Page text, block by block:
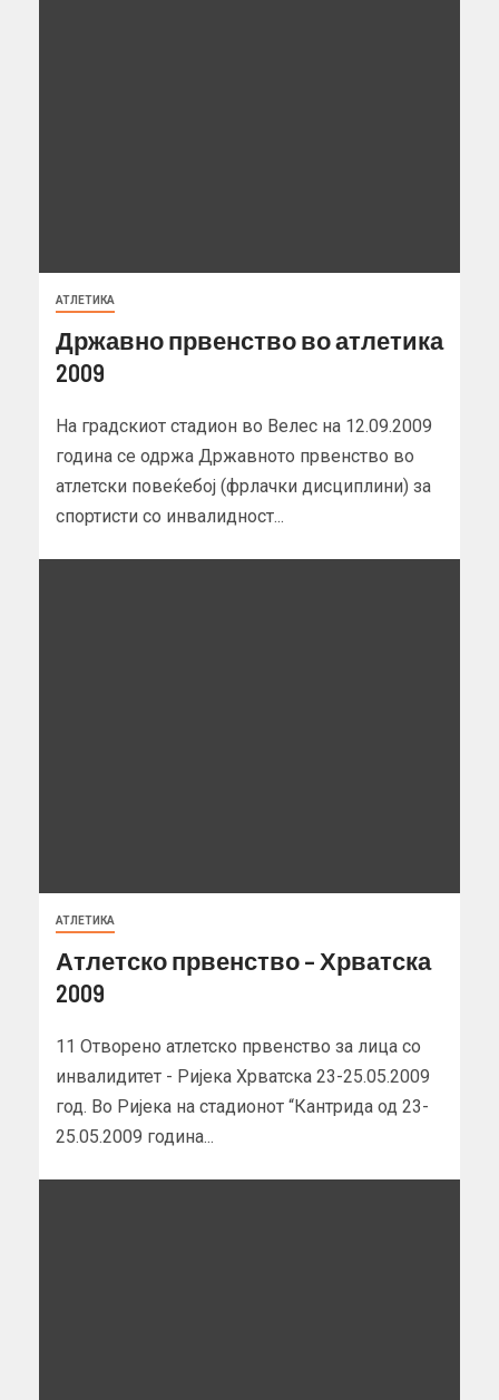
АТЛЕТИКА
Државно првенство во атлетика
2009
На градскиот стадион во Велес на 12.09.2009
година се одржа Државното првенство во
атлетски повеќебој (фрлачки дисциплини) за
спортисти со инвалидност...
АТЛЕТИКА
Атлетско првенство – Хрватска
2009
11 Отворено атлетско првенство за лица со
инвалидитет - Ријека Хрватска 23-25.05.2009
год. Во Ријека на стадионот “Кантрида од 23-
25.05.2009 година...